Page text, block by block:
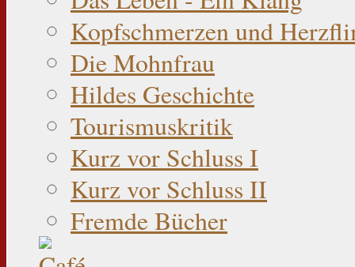
Kopfschmerzen und
Die Mohnfrau
Hildes Geschichte
Tourismuskritik
Kurz vor Schluss I
Kurz vor Schluss II
Fremde Bücher